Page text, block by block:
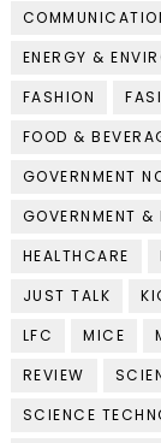
ENERGY &
FASHION
FOOD &
GOVERNMENT
GOVERNMENT &
HEALTHCARE
JUST TALK
LFC
MICE
REVIEW
SCIENCE